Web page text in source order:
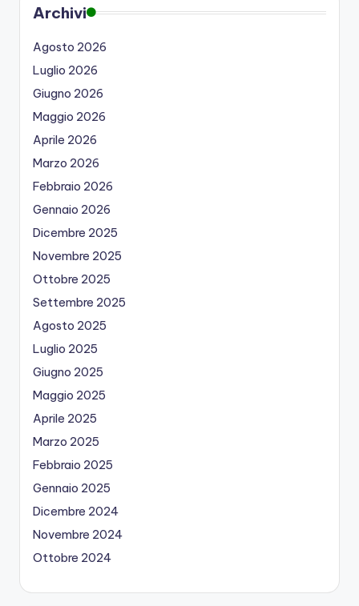
Archivi
Agosto 2026
Luglio 2026
Giugno 2026
Maggio 2026
Aprile 2026
Marzo 2026
Febbraio 2026
Gennaio 2026
Dicembre 2025
Novembre 2025
Ottobre 2025
Settembre 2025
Agosto 2025
Luglio 2025
Giugno 2025
Maggio 2025
Aprile 2025
Marzo 2025
Febbraio 2025
Gennaio 2025
Dicembre 2024
Novembre 2024
Ottobre 2024